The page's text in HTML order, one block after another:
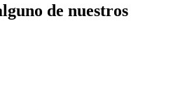
de nuestros